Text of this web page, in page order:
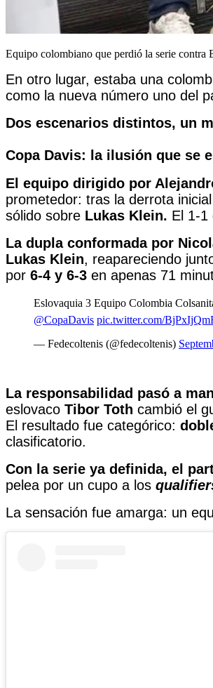
Equipo colombiano que perdió la serie contra
En otro lugar, estaba una
como la nueva número uno del
Dos escenarios distintos, un
Copa Davis: la ilusión que se
El equipo dirigido por
prometedor: tras la derrota
sólido sobre Lukas Klein. El 1-1
La dupla conformada por
Lukas Klein, reapareciendo
por 6-4 y 6-3 en apenas 71
Eslovaquia 3 Equipo Colombia
@CopaDavis pic.twitter.com/
— Fedecoltenis (@fedecoltenis)
La responsabilidad pasó a
eslovaco Tibor Toth cambió el
El resultado fue categórico:
clasificatorio.
Con la serie ya definida, el
pelea por un cupo a los
La sensación fue amarga: un